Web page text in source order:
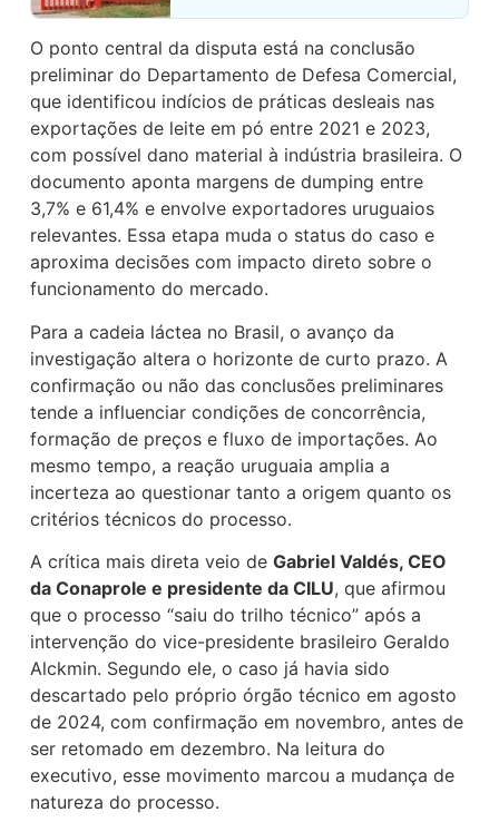
O ponto central da disputa está na conclusão
preliminar do Departamento de Defesa Comercial,
que identificou indícios de práticas desleais nas
exportações de leite em pó entre 2021 e 2023,
com possível dano material à indústria brasileira. O
documento aponta margens de dumping entre
3,7% e 61,4% e envolve exportadores uruguaios
relevantes. Essa etapa muda o status do caso e
aproxima decisões com impacto direto sobre o
funcionamento do mercado.
Para a cadeia láctea no Brasil, o avanço da
investigação altera o horizonte de curto prazo. A
confirmação ou não das conclusões preliminares
tende a influenciar condições de concorrência,
formação de preços e fluxo de importações. Ao
mesmo tempo, a reação uruguaia amplia a
incerteza ao questionar tanto a origem quanto os
critérios técnicos do processo.
A crítica mais direta veio deGabriel Valdés, CEO
da Conaprole e presidente da CILU, que afirmou
que o processo “saiu do trilho técnico” após a
intervenção do vice-presidente brasileiro Geraldo
Alckmin. Segundo ele, o caso já havia sido
descartado pelo próprio órgão técnico em agosto
de 2024, com confirmação em novembro, antes de
ser retomado em dezembro. Na leitura do
executivo, esse movimento marcou a mudança de
natureza do processo.